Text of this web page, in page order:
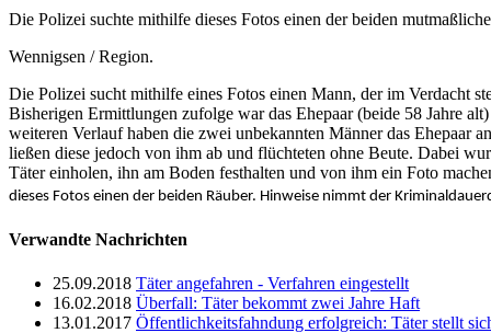
Die Polizei suchte mithilfe dieses Fotos einen der beiden
Wennigsen / Region.
Die Polizei sucht mithilfe eines Fotos einen Mann, der im Verdacht
Bisherigen Ermittlungen zufolge war das Ehepaar (beide 58 Jahre
weiteren Verlauf haben die zwei unbekannten Männer das Ehepaar
ließen diese jedoch von ihm ab und flüchteten ohne Beute. Dabei
Täter einholen, ihn am Boden festhalten und von ihm ein Foto
dieses Fotos einen der beiden Räuber. Hinweise nimmt der
Verwandte Nachrichten
25.09.2018 Täter angefahren - Verfahren eingestellt
16.02.2018 Überfall: Täter bekommt zwei Jahre Haft
13.01.2017 Öffentlichkeitsfahndung erfolgreich: Täter stellt